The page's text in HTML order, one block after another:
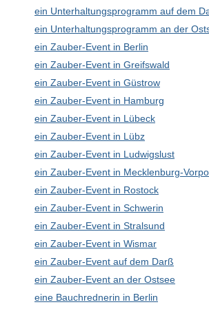
ein Unterhaltungsprogramm auf dem
ein Unterhaltungsprogramm an der
ein Zauber-Event in Berlin
ein Zauber-Event in Greifswald
ein Zauber-Event in Güstrow
ein Zauber-Event in Hamburg
ein Zauber-Event in Lübeck
ein Zauber-Event in Lübz
ein Zauber-Event in Ludwigslust
ein Zauber-Event in Mecklenburg-
ein Zauber-Event in Rostock
ein Zauber-Event in Schwerin
ein Zauber-Event in Stralsund
ein Zauber-Event in Wismar
ein Zauber-Event auf dem Darß
ein Zauber-Event an der Ostsee
eine Bauchrednerin in Berlin